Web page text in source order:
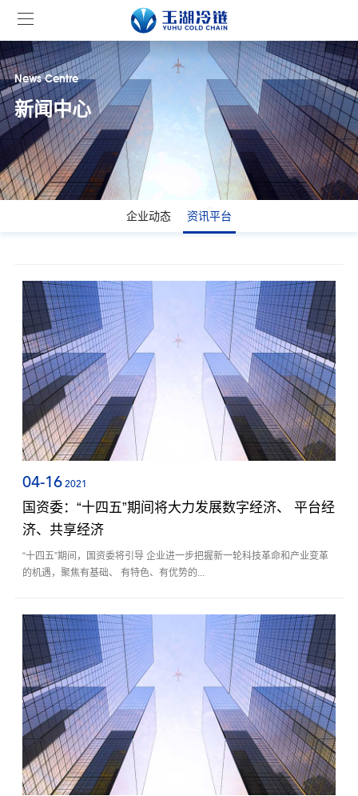
News Centre
新闻中心
企业动态 资讯平台
04-16 2021
国资委：“十四五”期间将大力发展数字经济、 平台经
济、共享经济
“十四五”期间，国资委将引导 企业进一步把握新一轮科技革命和产业变革
的机遇，聚焦有基础、 有特色、有优势的...